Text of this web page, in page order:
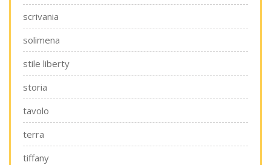
scrivania
solimena
stile liberty
storia
tavolo
terra
tiffany